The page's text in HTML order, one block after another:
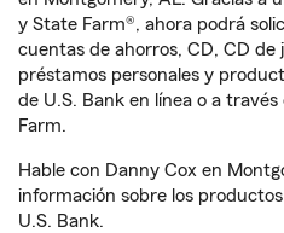
y State Farm®, ahora podrá
cuentas de ahorros, CD, CD
préstamos personales y
de U.S. Bank en línea o a
Farm.
Hable con Danny Cox en
información sobre los
U.S. Bank.